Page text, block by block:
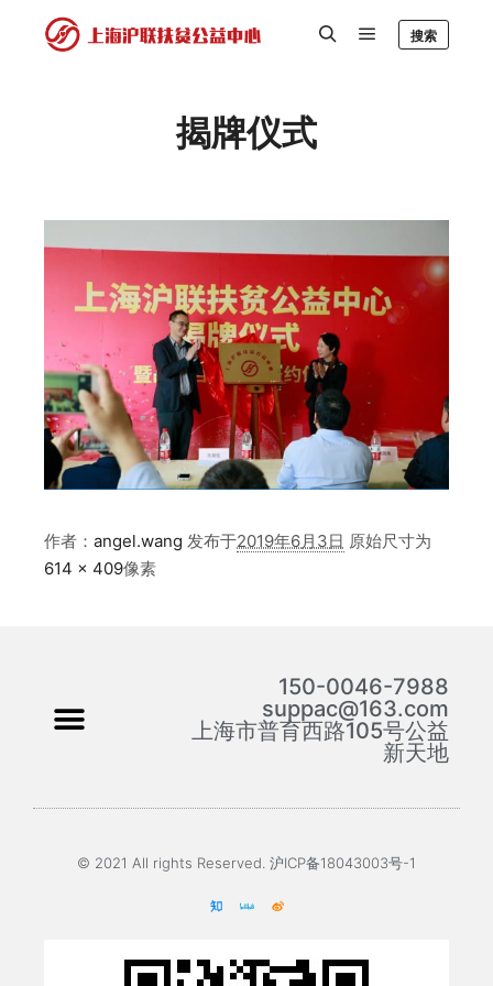
搜索
揭牌仪式
作者： angel.wang 发布于2019年6月3日 原始尺寸为
614 × 409像素
150-0046-7988
suppac@163.com
上海市普育西路105号公益
新天地
© 2021 All rights Reserved. 沪ICP备18043003号-1